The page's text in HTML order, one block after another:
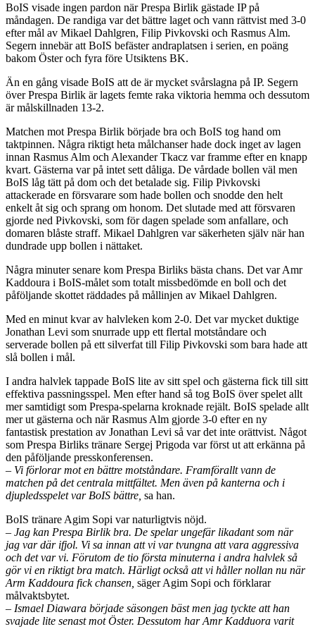
BoIS visade ingen pardon när Prespa Birlik gästade IP på
måndagen. De randiga var det bättre laget och vann rättvist med 3-0
efter mål av Mikael Dahlgren, Filip Pivkovski och Rasmus Alm.
Segern innebär att BoIS befäster andraplatsen i serien, en poäng
bakom Öster och fyra före Utsiktens BK.
Än en gång visade BoIS att de är mycket svårslagna på IP. Segern
över Prespa Birlik är lagets femte raka viktoria hemma och dessutom
är målskillnaden 13-2.
Matchen mot Prespa Birlik började bra och BoIS tog hand om
taktpinnen. Några riktigt heta målchanser hade dock inget av lagen
innan Rasmus Alm och Alexander Tkacz var framme efter en knapp
kvart. Gästerna var på intet sett dåliga. De vårdade bollen väl men
BoIS låg tätt på dom och det betalade sig. Filip Pivkovski
attackerade en försvarare som hade bollen och snodde den helt
enkelt åt sig och sprang om honom. Det slutade med att försvaren
gjorde ned Pivkovski, som för dagen spelade som anfallare, och
domaren blåste straff. Mikael Dahlgren var säkerheten själv när han
dundrade upp bollen i nättaket.
Några minuter senare kom Prespa Birliks bästa chans. Det var Amr
Kaddoura i BoIS-målet som totalt missbedömde en boll och det
påföljande skottet räddades på mållinjen av Mikael Dahlgren.
Med en minut kvar av halvleken kom 2-0. Det var mycket duktige
Jonathan Levi som snurrade upp ett flertal motståndare och
serverade bollen på ett silverfat till Filip Pivkovski som bara hade att
slå bollen i mål.
I andra halvlek tappade BoIS lite av sitt spel och gästerna fick till sitt
effektiva passningsspel. Men efter hand så tog BoIS över spelet allt
mer samtidigt som Prespa-spelarna kroknade rejält. BoIS spelade allt
mer ut gästerna och när Rasmus Alm gjorde 3-0 efter en ny
fantastisk prestation av Jonathan Levi så var det inte orättvist. Något
som Prespa Birliks tränare Sergej Prigoda var först ut att erkänna på
den påföljande presskonferensen.
– Vi förlorar mot en bättre motståndare. Framförallt vann de
matchen på det centrala mittfältet. Men även på kanterna och i
djupledsspelet var BoIS bättre, sa han.
BoIS tränare Agim Sopi var naturligtvis nöjd.
– Jag kan Prespa Birlik bra. De spelar ungefär likadant som när
jag var där ifjol. Vi sa innan att vi var tvungna att vara aggressiva
och det var vi. Förutom de tio första minuterna i andra halvlek så
gör vi en riktigt bra match. Härligt också att vi håller nollan nu när
Arm Kaddoura fick chansen, säger Agim Sopi och förklarar
målvaktsbytet.
– Ismael Diawara började säsongen bäst men jag tyckte att han
svajade lite senast mot Öster. Dessutom har Amr Kadduora varit